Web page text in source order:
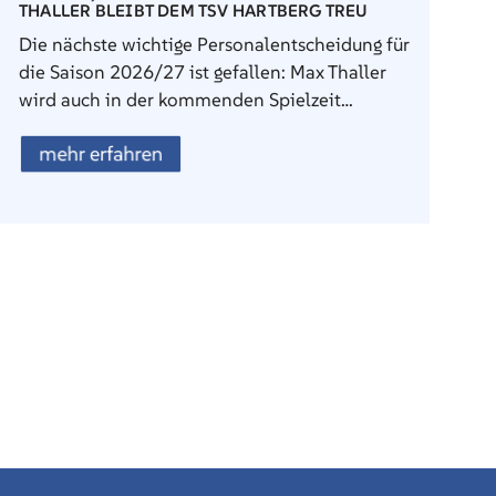
THALLER BLEIBT DEM TSV HARTBERG TREU
Die nächste wichtige Personalentscheidung für
die Saison 2026/27 ist gefallen: Max Thaller
wird auch in der kommenden Spielzeit…
mehr erfahren